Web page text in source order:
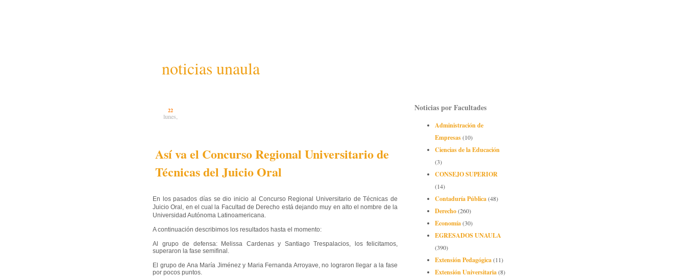
noticias unaula
22
lunes,
Así va el Concurso Regional Universitario de
Técnicas del Juicio Oral
En los pasados días se dio inicio al Concurso Regional Universitario de Técnicas de
Juicio Oral, en el cual la Facultad de Derecho está dejando muy en alto el nombre de la
Universidad Autónoma Latinoamericana.
A continuación describimos los resultados hasta el momento:
Al grupo de defensa: Melissa Cardenas y Santiago Trespalacios, los felicitamos,
superaron la fase semifinal.
El grupo de Ana María Jiménez y Maria Fernanda Arroyave, no lograron llegar a la fase
por pocos puntos.
Noticias por Facultades
Administración de
Empresas(10)
Ciencias de la Educación
(3)
CONSEJO SUPERIOR
(14)
Contaduría Pública(48)
Derecho(260)
Economía(30)
EGRESADOS UNAULA
(390)
Extensión Pedagógica(11)
Extensión Universitaria(8)